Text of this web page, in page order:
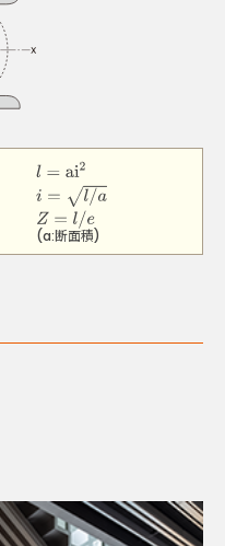
l=ai 2
i= l/a
Z= l/e
(a:断面積)